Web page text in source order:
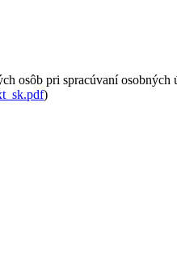
osôb pri spracúvaní
)